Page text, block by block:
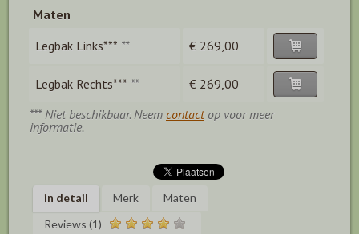
Maten
Legbak Links*** ** € 269,00
Legbak Rechts*** **
€ 269,00
*** Niet beschikbaar. Neem contactop voor meer
informatie.
in detail Merk
Maten
Reviews (1)